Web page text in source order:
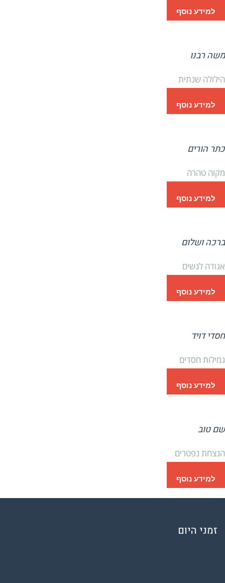
למידע נוסף
משה רבנו
הילולה שנתית
למידע נוסף
כתר הורים
מקוה טהרה
למידע נוסף
ברכה ושלום
אגודה לנשים
למידע נוסף
חסדי דויד
גמילות חסדים
למידע נוסף
שם טוב
הנצחת נפטרים
למידע נוסף
זמני היום